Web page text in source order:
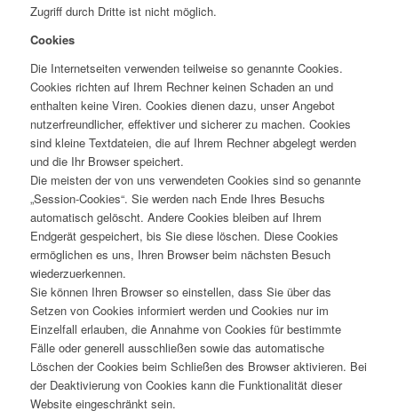
Zugriff durch Dritte ist nicht möglich.
Cookies
Die Internetseiten verwenden teilweise so genannte Cookies.
Cookies richten auf Ihrem Rechner keinen Schaden an und
enthalten keine Viren. Cookies dienen dazu, unser Angebot
nutzerfreundlicher, effektiver und sicherer zu machen. Cookies
sind kleine Textdateien, die auf Ihrem Rechner abgelegt werden
und die Ihr Browser speichert.
Die meisten der von uns verwendeten Cookies sind so genannte
„Session-Cookies“. Sie werden nach Ende Ihres Besuchs
automatisch gelöscht. Andere Cookies bleiben auf Ihrem
Endgerät gespeichert, bis Sie diese löschen. Diese Cookies
ermöglichen es uns, Ihren Browser beim nächsten Besuch
wiederzuerkennen.
Sie können Ihren Browser so einstellen, dass Sie über das
Setzen von Cookies informiert werden und Cookies nur im
Einzelfall erlauben, die Annahme von Cookies für bestimmte
Fälle oder generell ausschließen sowie das automatische
Löschen der Cookies beim Schließen des Browser aktivieren. Bei
der Deaktivierung von Cookies kann die Funktionalität dieser
Website eingeschränkt sein.